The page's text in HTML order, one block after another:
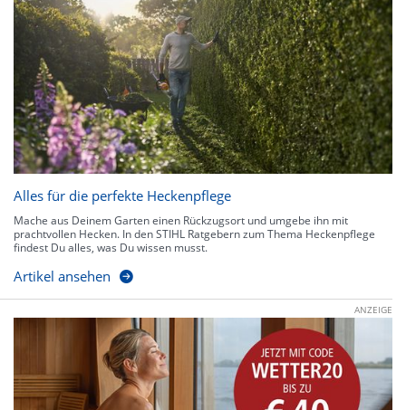
Alles für die perfekte Heckenpflege
Mache aus Deinem Garten einen Rückzugsort und umgebe ihn mit
prachtvollen Hecken. In den STIHL Ratgebern zum Thema Heckenpflege
findest Du alles, was Du wissen musst.
Artikel ansehen
ANZEIGE